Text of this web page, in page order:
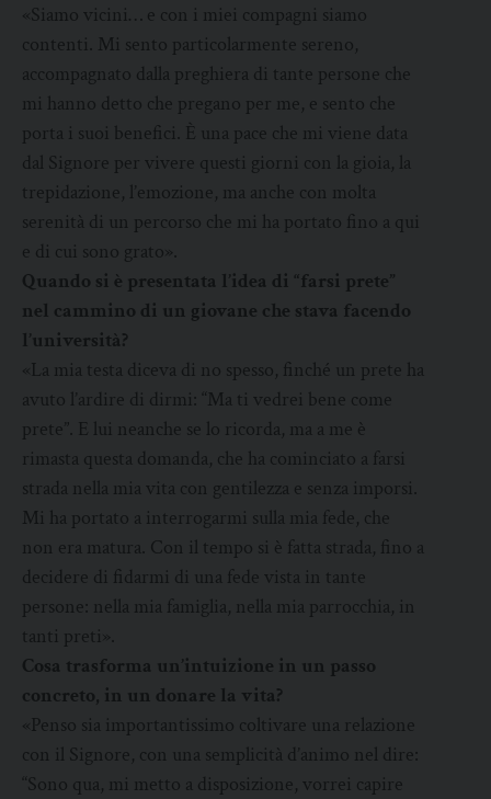
«Siamo vicini… e con i miei compagni siamo
contenti. Mi sento particolarmente sereno,
accompagnato dalla preghiera di tante persone che
mi hanno detto che pregano per me, e sento che
porta i suoi benefici. È una pace che mi viene data
dal Signore per vivere questi giorni con la gioia, la
trepidazione, l’emozione, ma anche con molta
serenità di un percorso che mi ha portato fino a qui
e di cui sono grato».
Quando si è presentata l’idea di “farsi prete”
nel cammino di un giovane che stava facendo
l’università?
«La mia testa diceva di no spesso, finché un prete ha
avuto l’ardire di dirmi: “Ma ti vedrei bene come
prete”. E lui neanche se lo ricorda, ma a me è
rimasta questa domanda, che ha cominciato a farsi
strada nella mia vita con gentilezza e senza imporsi.
Mi ha portato a interrogarmi sulla mia fede, che
non era matura. Con il tempo si è fatta strada, fino a
decidere di fidarmi di una fede vista in tante
persone: nella mia famiglia, nella mia parrocchia, in
tanti preti».
Cosa trasforma un’intuizione in un passo
concreto, in un donare la vita?
«Penso sia importantissimo coltivare una relazione
con il Signore, con una semplicità d’animo nel dire:
“Sono qua, mi metto a disposizione, vorrei capire